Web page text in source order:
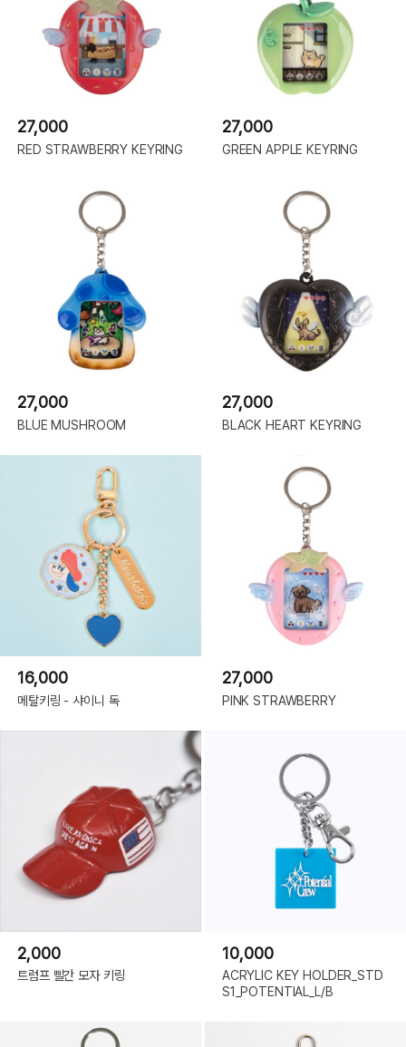
27,000
RED STRAWBERRY KEYRING
27,000
GREEN APPLE KEYRING
27,000
BLUE MUSHROOM
27,000
BLACK HEART KEYRING
16,000
메탈키링 - 샤이니 독
27,000
PINK STRAWBERRY
2,000
트럼프 빨간 모자 키링
10,000
ACRYLIC KEY HOLDER_STD
S1_POTENTIAL_L/B